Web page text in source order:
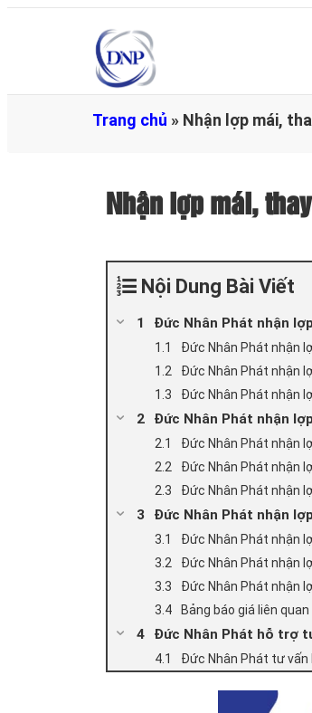
Trang chủ » Nhận lợp mái,
Nhận lợp mái,
Nội Dung Bài Viết
Đức Nhân Phát nhận
Đức Nhân Phát nhận
Đức Nhân Phát nhận
Đức Nhân Phát nhận
Đức Nhân Phát nhận
Đức Nhân Phát nhận
Đức Nhân Phát nhận
Đức Nhân Phát nhận
Đức Nhân Phát nhận
Đức Nhân Phát nhận
Đức Nhân Phát nhận
Đức Nhân Phát nhận
Bảng báo giá liên
Đức Nhân Phát hỗ trợ
Đức Nhân Phát tư vấn